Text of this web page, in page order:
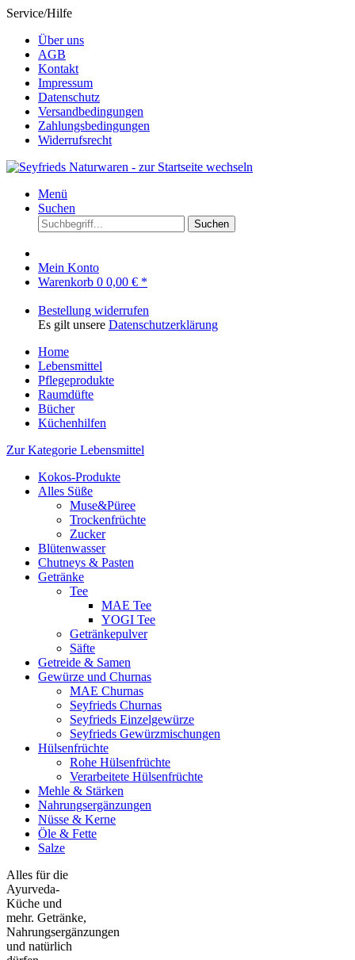
Service/Hilfe
Über uns
AGB
Kontakt
Impressum
Datenschutz
Versandbedingungen
Zahlungsbedingungen
Widerrufsrecht
Menü
Suchen
Suchen
Mein Konto
Warenkorb 0 0,00 € *
Bestellung widerrufen
Es gilt unsere Datenschutzerklärung
Home
Lebensmittel
Pflegeprodukte
Raumdüfte
Bücher
Küchenhilfen
Zur Kategorie Lebensmittel
Kokos-Produkte
Alles Süße
Muse&Püree
Trockenfrüchte
Zucker
Blütenwasser
Chutneys & Pasten
Getränke
Tee
MAE Tee
YOGI Tee
Getränkepulver
Säfte
Getreide & Samen
Gewürze und Churnas
MAE Churnas
Seyfrieds Churnas
Seyfrieds Einzelgewürze
Seyfrieds Gewürzmischungen
Hülsenfrüchte
Rohe Hülsenfrüchte
Verarbeitete Hülsenfrüchte
Mehle & Stärken
Nahrungsergänzungen
Nüsse & Kerne
Öle & Fette
Salze
Alles für die
Ayurveda-
Küche und
mehr. Getränke,
Nahrungsergänzungen
und natürlich